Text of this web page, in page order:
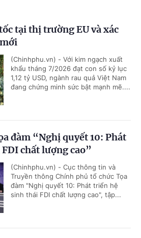
tại thị trường EU và xác
(Chinhphu.vn) - Với kim ngạch xuất
khẩu tháng 7/2026 đạt con số kỷ lục
1,12 tỷ USD, ngành rau quả Việt Nam
đang chứng minh sức bật mạnh mẽ....
đàm “Nghị quyết 10: Phát
chất lượng cao”
(Chinhphu.vn) - Cục thông tin và
Truyền thông Chính phủ tổ chức Tọa
đàm "Nghị quyết 10: Phát triển hệ
sinh thái FDI chất lượng cao", tập...